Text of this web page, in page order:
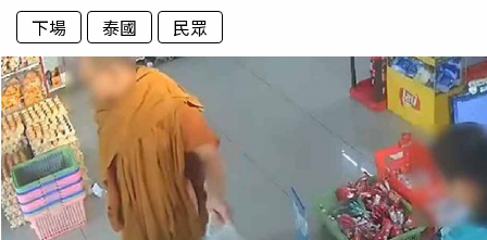
下場
泰國 民眾